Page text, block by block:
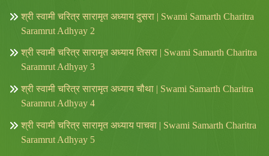
श्री स्वामी चरित्र सारामृत अध्याय दुसरा | Swami Samarth Charitra
Saramrut Adhyay 2
श्री स्वामी चरित्र सारामृत अध्याय तिसरा | Swami Samarth Charitra
Saramrut Adhyay 3
श्री स्वामी चरित्र सारामृत अध्याय चौथा | Swami Samarth Charitra
Saramrut Adhyay 4
श्री स्वामी चरित्र सारामृत अध्याय पाचवा | Swami Samarth Charitra
Saramrut Adhyay 5